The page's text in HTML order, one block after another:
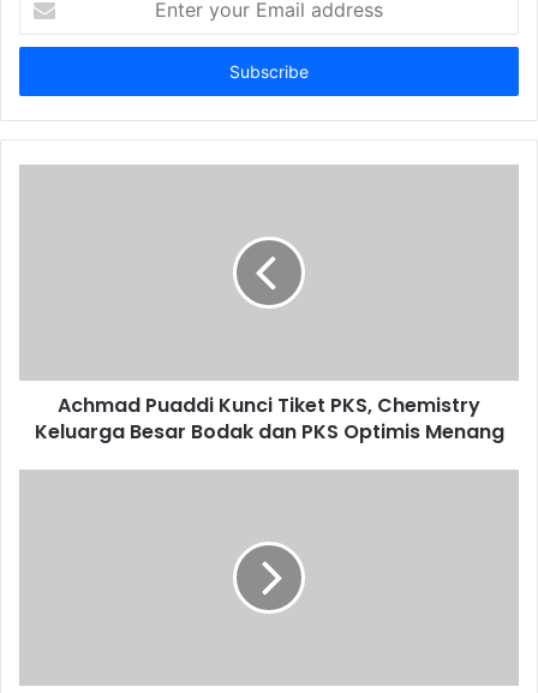
your
Email
Achmad Puaddi Kunci Tiket PKS, Chemistry
Keluarga Besar Bodak dan PKS Optimis Menang